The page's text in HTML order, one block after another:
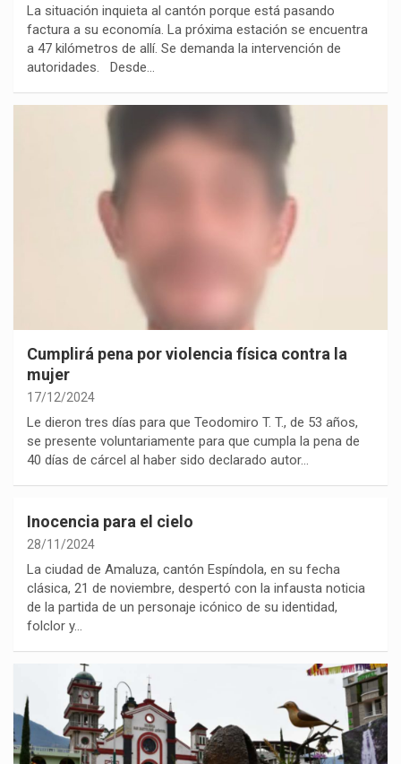
La situación inquieta al cantón porque está pasando
factura a su economía. La próxima estación se encuentra
a 47 kilómetros de allí. Se demanda la intervención de
autoridades. Desde…
Cumplirá pena por violencia física contra la
mujer
17/12/2024
Le dieron tres días para que Teodomiro T. T., de 53 años,
se presente voluntariamente para que cumpla la pena de
40 días de cárcel al haber sido declarado autor…
Inocencia para el cielo
28/11/2024
La ciudad de Amaluza, cantón Espíndola, en su fecha
clásica, 21 de noviembre, despertó con la infausta noticia
de la partida de un personaje icónico de su identidad,
folclor y…